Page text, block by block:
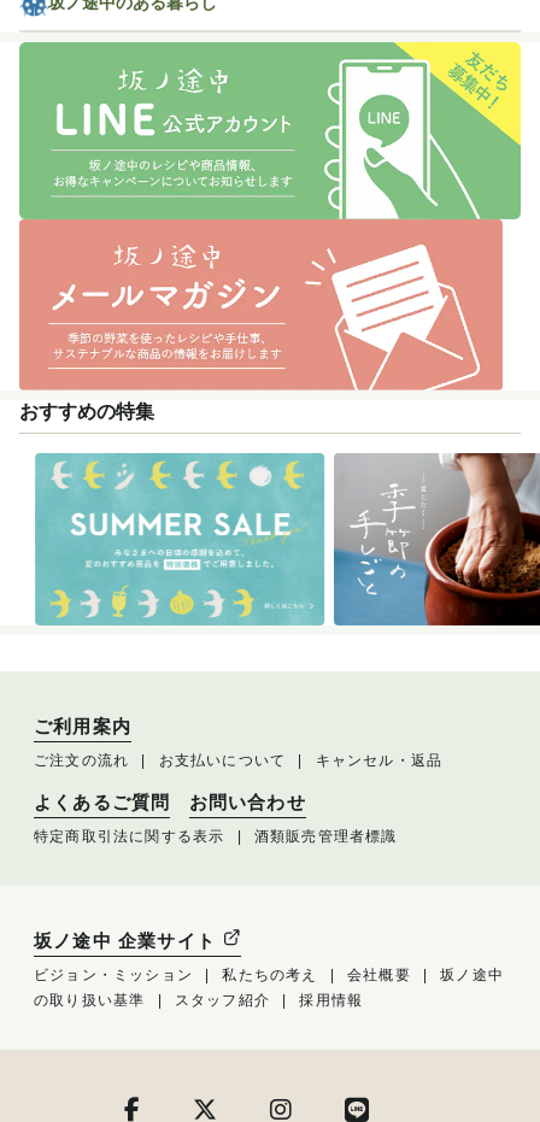
おすすめの特集
ご利用案内
ご注文の流れ お支払いについて キャンセル・返品
よくあるご質問 お問い合わせ
特定商取引法に関する表示 酒類販売管理者標識
坂ノ途中 企業サイト
ビジョン・ミッション 私たちの考え 会社概要
坂ノ途中
の取り扱い基準
スタッフ紹介 採用情報